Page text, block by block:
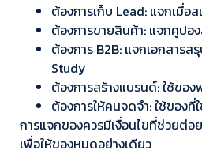
ต้องการเก็บ Lead: แจกเมื่อ
ต้องการขายสินค้า: แจกคูปอ
ต้องการ B2B: แจกเอกสารส
Study
ต้องการสร้างแบรนด์: ใช้ขอ
ต้องการให้คนจดจำ: ใช้ของที่
การแจกของควรมีเงื่อนไขที่ช่วยต่อ
เพื่อให้ของหมดอย่างเดียว